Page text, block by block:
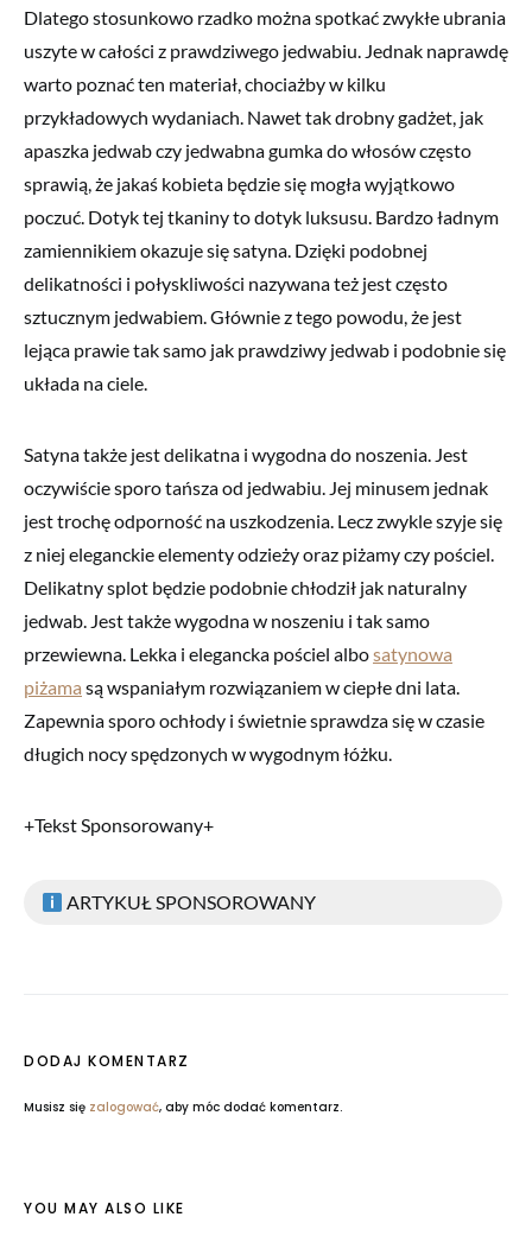
Dlatego stosunkowo rzadko można spotkać zwykłe ubrania
uszyte w całości z prawdziwego jedwabiu. Jednak naprawdę
warto poznać ten materiał, chociażby w kilku
przykładowych wydaniach. Nawet tak drobny gadżet, jak
apaszka jedwab czy jedwabna gumka do włosów często
sprawią, że jakaś kobieta będzie się mogła wyjątkowo
poczuć. Dotyk tej tkaniny to dotyk luksusu. Bardzo ładnym
zamiennikiem okazuje się satyna. Dzięki podobnej
delikatności i połyskliwości nazywana też jest często
sztucznym jedwabiem. Głównie z tego powodu, że jest
lejąca prawie tak samo jak prawdziwy jedwab i podobnie się
układa na ciele.
Satyna także jest delikatna i wygodna do noszenia. Jest
oczywiście sporo tańsza od jedwabiu. Jej minusem jednak
jest trochę odporność na uszkodzenia. Lecz zwykle szyje się
z niej eleganckie elementy odzieży oraz piżamy czy pościel.
Delikatny splot będzie podobnie chłodził jak naturalny
jedwab. Jest także wygodna w noszeniu i tak samo
przewiewna. Lekka i elegancka pościel albosatynowa
piżama są wspaniałym rozwiązaniem w ciepłe dni lata.
Zapewnia sporo ochłody i świetnie sprawdza się w czasie
długich nocy spędzonych w wygodnym łóżku.
+Tekst Sponsorowany+
ARTYKUŁ SPONSOROWANY
DODAJ KOMENTARZ
Musisz się zalogować, aby móc dodać komentarz.
YOU MAY ALSO LIKE